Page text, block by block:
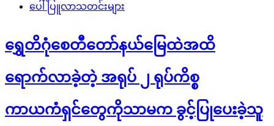
ပေါ်ပြူလာသတင်းများ
ရွှေတိဂုံစေတီတော်နယ်မြေထဲအထိ
ရောက်လာခဲ့တဲ့ အရုပ် ၂ ရုပ်ကိစ္စ
ကာယကံရှင်တွေကိုသာမက ခွင့်ပြုပေးခဲ့သူ